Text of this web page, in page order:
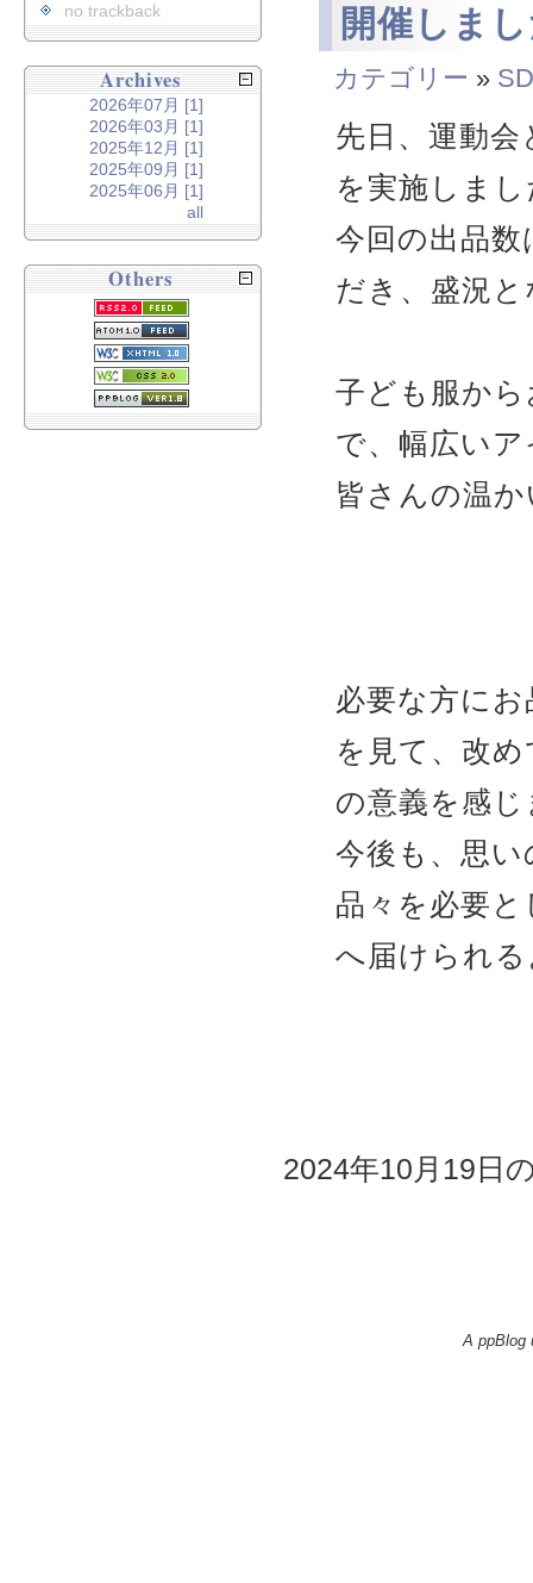
開催しま
カテゴリー »
先日、運動
を実施しま
今回の出品
だき、盛況
子ども服か
で、幅広い
皆さんの温
必要な方に
を見て、改
の意義を感
今後も、思
品々を必要
へ届けられ
2024年10月19日
no trackback
Archives
2026年07月 [1]
2026年03月 [1]
2025年12月 [1]
2025年09月 [1]
2025年06月 [1]
all
Others
A ppBlog